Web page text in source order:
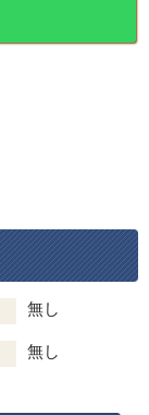
無し
無し